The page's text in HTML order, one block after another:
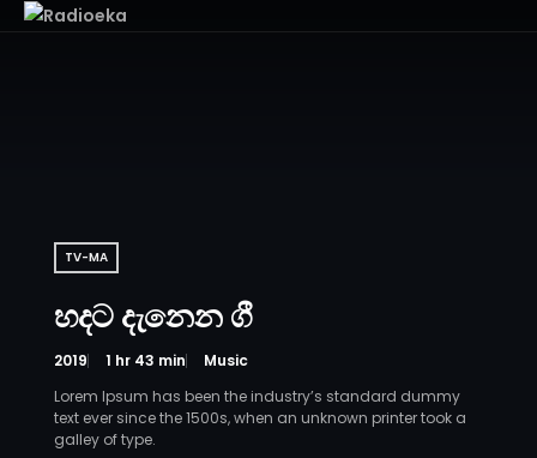
TV-MA
හදට දැනෙන ගී
2019 1 hr 43 min
Music
Lorem Ipsum has been the industry’s standard dummy
text ever since the 1500s, when an unknown printer took a
galley of type.